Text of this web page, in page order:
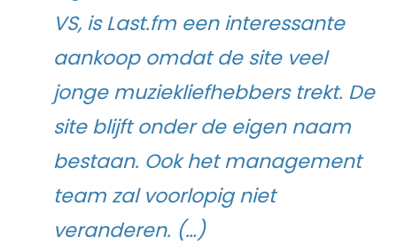
VS, is Last.fm een interessante
aankoop omdat de site veel
jonge muziekliefhebbers trekt. De
site blijft onder de eigen naam
bestaan. Ook het management
team zal voorlopig niet
veranderen. (…)